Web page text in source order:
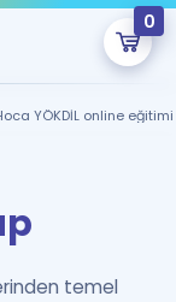
0
eğitim seni
YÖKDİL online eğitimi
temel